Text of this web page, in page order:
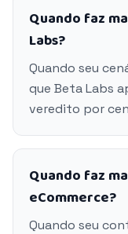
Quando faz
Labs?
Quando seu
que Beta Labs
veredito por
Quando faz
eCommerce?
Quando seu